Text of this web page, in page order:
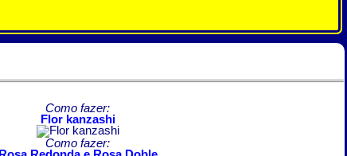
Como fazer:
Flor kanzashi
Como fazer: